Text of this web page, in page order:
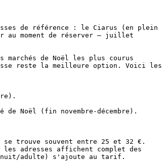
de référence : le Ciarus (en plein
au moment de réserver — juillet
de Noël les plus courus
reste la meilleure option. Voici les
Noël (fin novembre-décembre).
trouve souvent entre 25 et 32 €.
adresses affichent complet des
nuit/adulte) s'ajoute au tarif.